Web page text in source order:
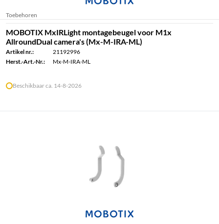
Toebehoren
MOBOTIX MxIRLight montagebeugel voor M1x
AllroundDual camera's (Mx-M-IRA-ML)
Artikel nr.:
21192996
Herst.-Art.-Nr.:
Mx-M-IRA-ML
Beschikbaar ca. 14-8-2026